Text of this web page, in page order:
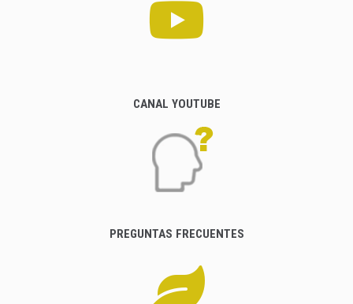
CANAL YOUTUBE
PREGUNTAS FRECUENTES